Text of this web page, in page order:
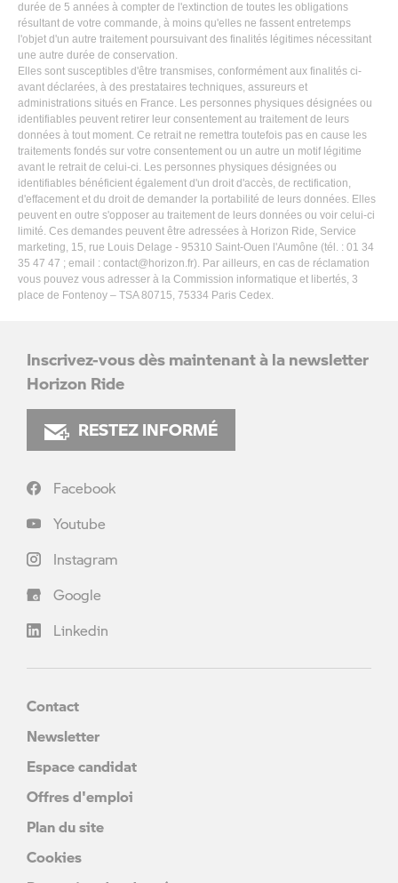
durée de 5 années à compter de l'extinction de toutes les obligations
résultant de votre commande, à moins qu'elles ne fassent entretemps
l'objet d'un autre traitement poursuivant des finalités légitimes nécessitant
une autre durée de conservation.
Elles sont susceptibles d'être transmises, conformément aux finalités ci-
avant déclarées, à des prestataires techniques, assureurs et
administrations situés en France. Les personnes physiques désignées ou
identifiables peuvent retirer leur consentement au traitement de leurs
données à tout moment. Ce retrait ne remettra toutefois pas en cause les
traitements fondés sur votre consentement ou un autre un motif légitime
avant le retrait de celui-ci. Les personnes physiques désignées ou
identifiables bénéficient également d'un droit d'accès, de rectification,
d'effacement et du droit de demander la portabilité de leurs données. Elles
peuvent en outre s'opposer au traitement de leurs données ou voir celui-ci
limité. Ces demandes peuvent être adressées à Horizon Ride, Service
marketing, 15, rue Louis Delage - 95310 Saint-Ouen l'Aumône (tél. : 01 34
35 47 47 ; email : contact@horizon.fr). Par ailleurs, en cas de réclamation
vous pouvez vous adresser à la Commission informatique et libertés, 3
place de Fontenoy – TSA 80715, 75334 Paris Cedex.
Inscrivez-vous dès maintenant à la newsletter
Horizon Ride
RESTEZ INFORMÉ
Facebook
Youtube
Instagram
Google
Linkedin
Contact
Newsletter
Espace candidat
Offres d'emploi
Plan du site
Cookies